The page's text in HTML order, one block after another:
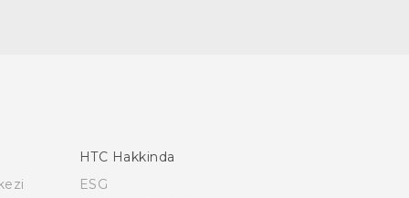
HTC Hakkinda
ESG